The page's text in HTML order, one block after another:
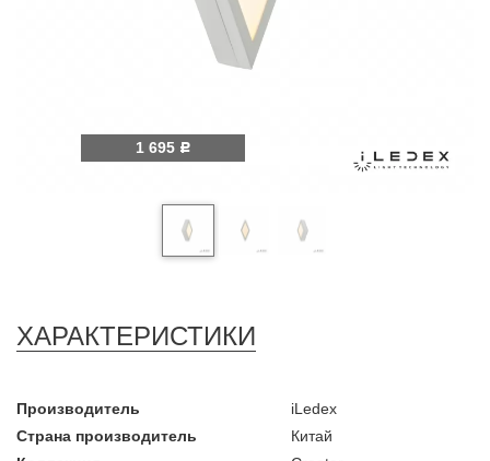
1 695 Р
ХАРАКТЕРИСТИКИ
Производитель
iLedex
Страна производитель
Китай